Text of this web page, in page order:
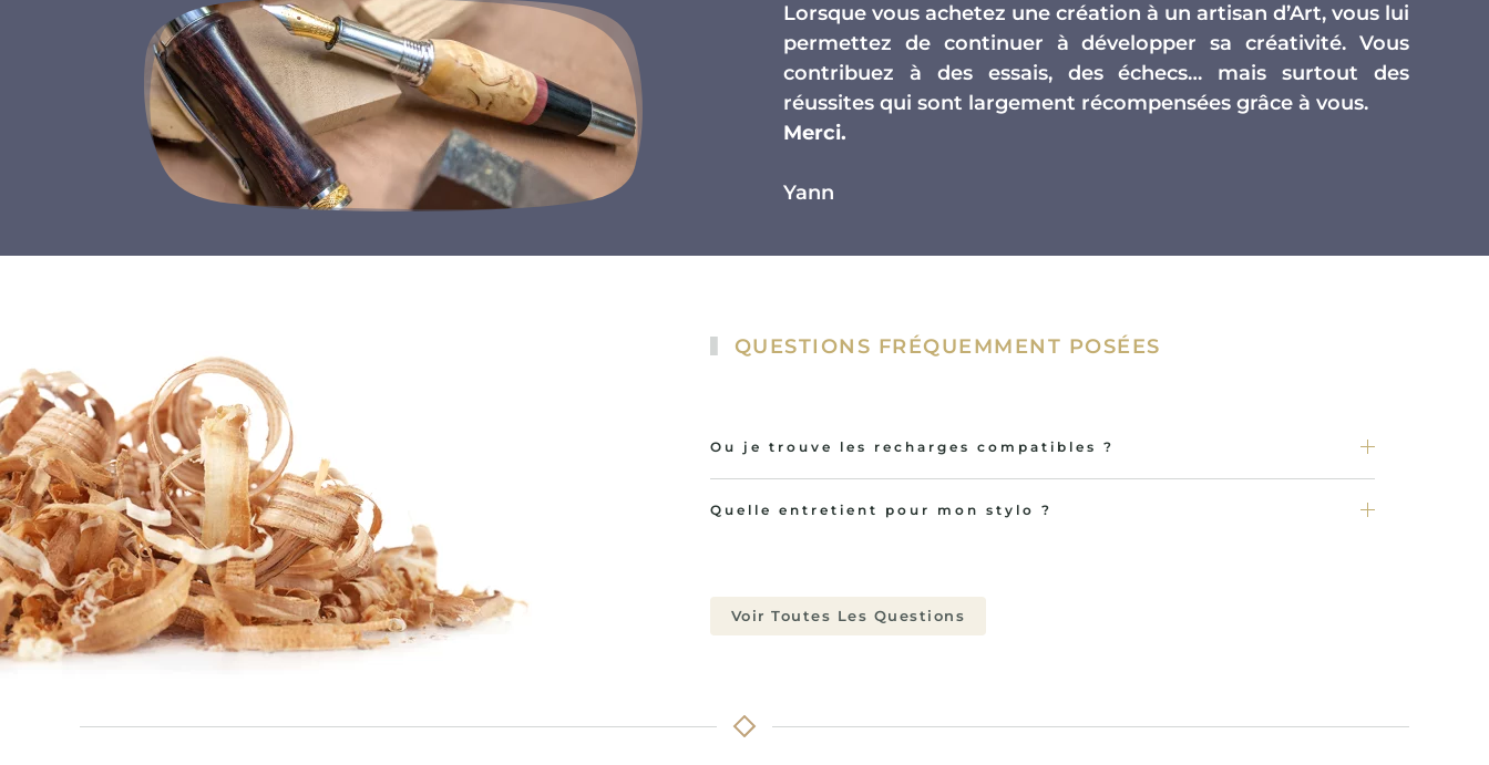
Lorsque vous achetez une création à un artisan d’Art, vous lui
permettez de continuer à développer sa créativité. Vous
contribuez à des essais, des échecs… mais surtout des
réussites qui sont largement récompensées grâce à vous.
Merci.
Yann
QUESTIONS FRÉQUEMMENT POSÉES
Ou je trouve les recharges compatibles ?
Quelle entretient pour mon stylo ?
Voir Toutes Les Questions